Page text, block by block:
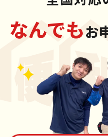
なんでもお